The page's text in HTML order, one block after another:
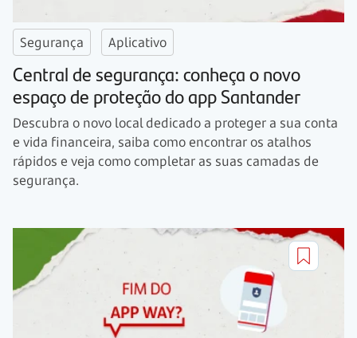
Segurança Aplicativo
Central de segurança: conheça o novo
espaço de proteção do app Santander
Descubra o novo local dedicado a proteger a sua conta
e vida financeira, saiba como encontrar os atalhos
rápidos e veja como completar as suas camadas de
segurança.